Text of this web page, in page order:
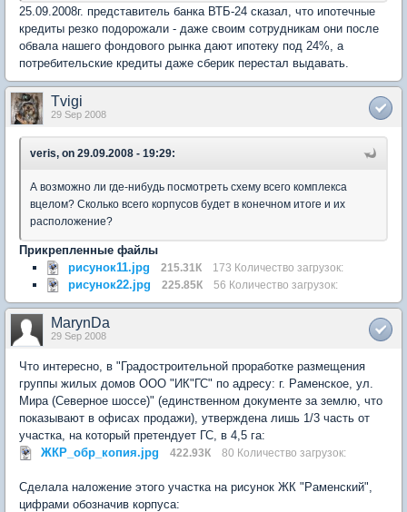
25.09.2008г. представитель банка ВТБ-24 сказал, что ипотечные
кредиты резко подорожали - даже своим сотрудникам они после
обвала нашего фондового рынка дают ипотеку под 24%, а
потребительские кредиты даже сберик перестал выдавать.
Tvigi
29 Sep 2008
veris, on 29.09.2008 - 19:29:
А возможно ли где-нибудь посмотреть схему всего комплекса
вцелом? Сколько всего корпусов будет в конечном итоге и их
расположение?
Прикрепленные файлы
рисунок11.jpg
215.31К 173 Количество загрузок:
рисунок22.jpg 225.85К 56 Количество загрузок:
MarynDa
29 Sep 2008
Что интересно, в "Градостроительной проработке размещения
группы жилых домов ООО "ИК"ГС" по адресу: г. Раменское, ул.
Мира (Северное шоссе)" (единственном документе за землю, что
показывают в офисах продажи), утверждена лишь 1/3 часть от
участка, на который претендует ГС, в 4,5 га:
ЖКР_обр_копия.jpg
422.93К 80 Количество загрузок:
Сделала наложение этого участка на рисунок ЖК "Раменский",
цифрами обозначив корпуса: